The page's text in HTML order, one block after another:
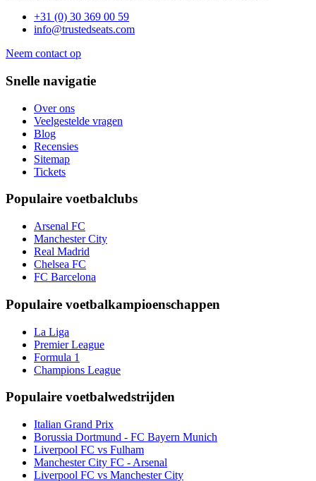
+31 (0) 30 369 00 59
info@trustedseats.com
Neem contact op
Snelle navigatie
Over ons
Veelgestelde vragen
Blog
Recensies
Sitemap
Tickets
Populaire voetbalclubs
Arsenal FC
Manchester City
Real Madrid
Chelsea FC
FC Barcelona
Populaire voetbalkampioenschappen
La Liga
Premier League
Formula 1
Champions League
Populaire voetbalwedstrijden
Italian Grand Prix
Borussia Dortmund - FC Bayern Munich
Liverpool FC vs Fulham
Manchester City FC - Arsenal
Liverpool FC vs Manchester City